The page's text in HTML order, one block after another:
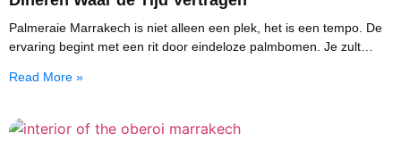
Palmeraie Marrakech is niet alleen een plek, het is een tempo. De
ervaring begint met een rit door eindeloze palmbomen. Je zult
Read More »